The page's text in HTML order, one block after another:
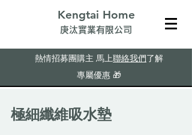
Kengtai Home
​庚汰實業有限公司
熱情招募團購主 馬上聯絡我們了解
專屬優惠 🎁
極細纖維吸水墊